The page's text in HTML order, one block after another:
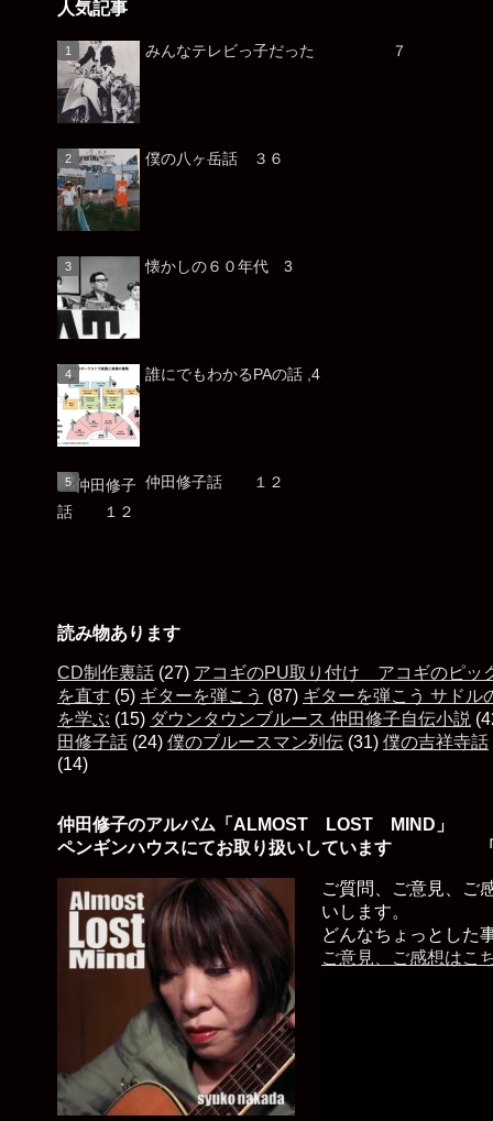
人気記事
みんなテレビっ子だった ７
僕の八ヶ岳話 ３６
懐かしの６０年代 3
誰にでもわかるPAの話 ,4
仲田修子話 １２
読み物あります
CD制作裏話 (27) アコギのPU取り付け アコギのピッ
を直す (5) ギターを弾こう (87) ギターを弾こう サドル
を学ぶ (15) ダウンタウンブルース 仲田修子自伝小説
田修子話 (24) 僕のブルースマン列伝 (31) 僕の吉祥寺話
(14)
仲田修子のアルバム「ALMOST LOST MIND」
ペンギンハウスにてお取り扱いしています 「
ご質問、ご意見、ご
いします。
どんなちょっとした
ご意見、ご感想はこ